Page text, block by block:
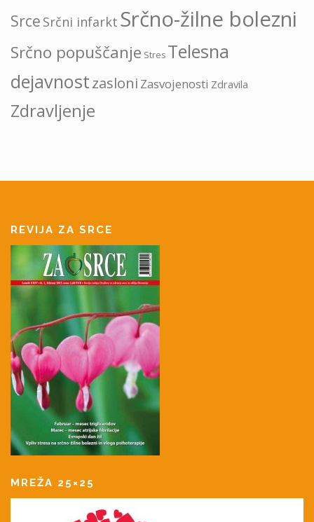
Srce Srčni infarkt Srčno-žilne bolezni
Srčno popuščanje Stres Telesna
dejavnostzasloni Zasvojenosti Zdravila
Zdravljenje
REVIJA ZA SRCE
MREŽA 25×25